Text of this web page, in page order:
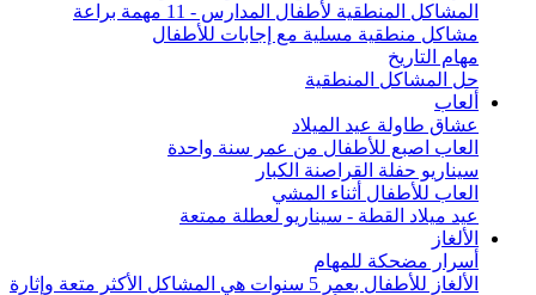
المشاكل المنطقية لأطفال المدارس - 11 مهمة براعة
مشاكل منطقية مسلية مع إجابات للأطفال
مهام التاريخ
حل المشاكل المنطقية
ألعاب
عشاق طاولة عيد الميلاد
العاب اصبع للأطفال من عمر سنة واحدة
سيناريو حفلة القراصنة الكبار
العاب للأطفال أثناء المشي
عيد ميلاد القطة - سيناريو لعطلة ممتعة
الألغاز
أسرار مضحكة للمهام
الألغاز للأطفال بعمر 5 سنوات هي المشاكل الأكثر متعة وإثارة